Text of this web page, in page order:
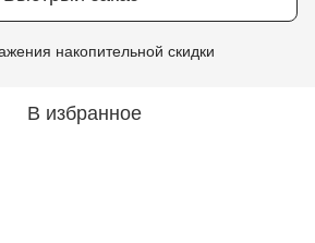
накопительной скидки
В избранное